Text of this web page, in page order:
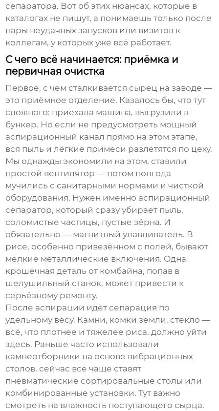
сепаратора. Вот об этих нюансах, которые в
каталогах не пишут, а понимаешь только после
пары неудачных запусков или визитов к
коллегам, у которых уже всё работает.
С чего всё начинается: приёмка и
первичная очистка
Первое, с чем сталкивается сырец на заводе —
это приёмное отделение. Казалось бы, что тут
сложного: приехала машина, выгрузили в
бункер. Но если не предусмотреть мощный
аспирационный канал прямо на этом этапе,
вся пыль и лёгкие примеси разлетятся по цеху.
Мы однажды экономили на этом, ставили
простой вентилятор — потом полгода
мучились с санитарными нормами и чисткой
оборудования. Нужен именно аспирационный
сепаратор, который сразу убирает пыль,
соломистые частицы, пустые зёрна. И
обязательно — магнитный улавливатель. В
рисе, особенно привезённом с полей, бывают
мелкие металлические включения. Одна
крошечная деталь от комбайна, попав в
шелушильный станок, может привести к
серьёзному ремонту.
После аспирации идёт сепарация по
удельному весу. Камни, комки земли, стекло —
всё, что плотнее и тяжелее риса, должно уйти
здесь. Раньше часто использовали
камнеотборники на основе вибрационных
столов, сейчас всё чаще ставят
пневматические сортировальные столы или
комбинированные установки. Тут важно
смотреть на влажность поступающего сырца.